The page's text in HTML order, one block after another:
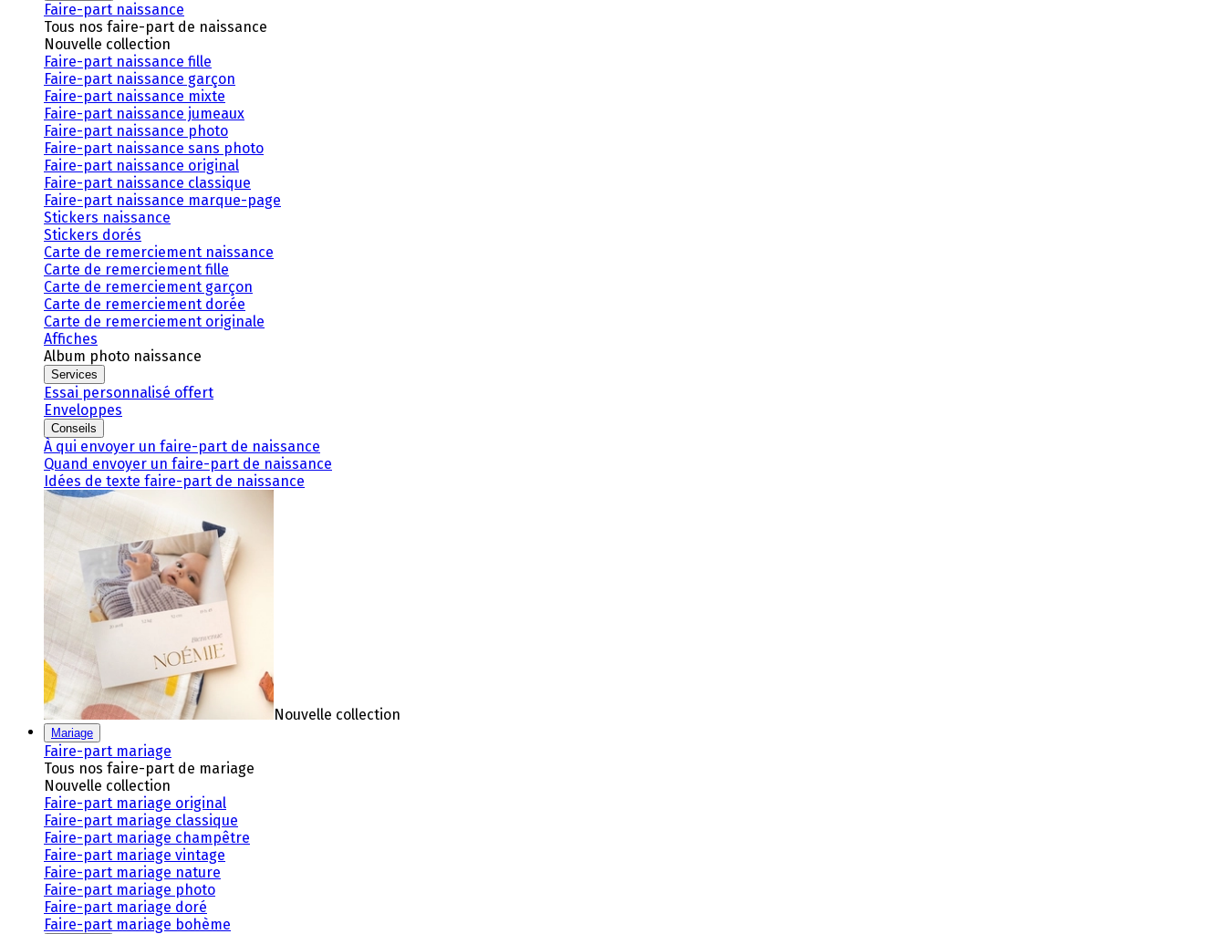
Faire-part naissance
Tous nos faire-part de naissance
Nouvelle collection
Faire-part naissance fille
Faire-part naissance garçon
Faire-part naissance mixte
Faire-part naissance jumeaux
Faire-part naissance photo
Faire-part naissance sans photo
Faire-part naissance original
Faire-part naissance classique
Faire-part naissance marque-page
Stickers naissance
Stickers dorés
Carte de remerciement naissance
Carte de remerciement fille
Carte de remerciement garçon
Carte de remerciement dorée
Carte de remerciement originale
Affiches
Album photo naissance
Services
Essai personnalisé offert
Enveloppes
Conseils
À qui envoyer un faire-part de naissance
Quand envoyer un faire-part de naissance
Idées de texte faire-part de naissance
Nouvelle collection
Mariage
Faire-part mariage
Tous nos faire-part de mariage
Nouvelle collection
Faire-part mariage original
Faire-part mariage classique
Faire-part mariage champêtre
Faire-part mariage vintage
Faire-part mariage nature
Faire-part mariage photo
Faire-part mariage doré
Faire-part mariage bohème